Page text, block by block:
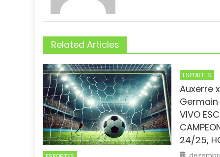
Related Articles
ESPORTES
Auxerre
Germain
VIVO
24/25,
Posted